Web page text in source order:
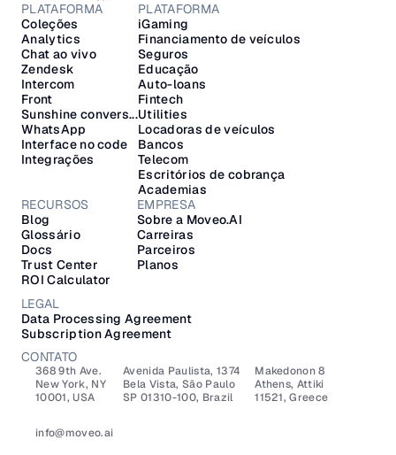
PLATAFORMA
Interface no code
Coleções
Analytics
Chat ao vivo
Zendesk
Intercom
Front
WhatsApp
Sunshine convers...
Integrações
LEGAL
Data Processing Agreement
Subscription Agreement
RECURSOS
Blog
Glossário
Docs
Trust Center
ROI Calculator
EMPRESA
Sobre a Moveo.AI
Carreiras
Parceiros
Planos
PLATAFORMA
Financiamento de veículos
Seguros
iGaming
Educação
Auto-loans
Fintech
Utilities
Locadoras de veículos
Bancos
Telecom
Escritórios de cobrança
Academias
CONTATO
Makedonon 8
Athens, Attiki
11521, Greece
368 9th Ave.
New York, NY
10001, USA
info@moveo.ai
Avenida Paulista, 1374
Bela Vista, São Paulo
SP 01310-100, Brazil